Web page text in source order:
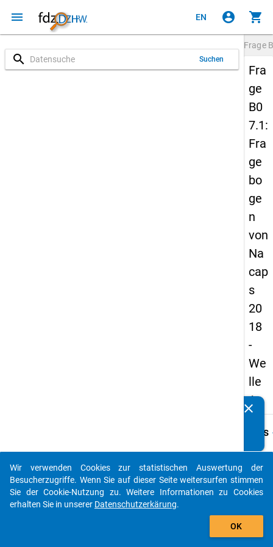
menu EN account_circle shopping_cart
search Suchen
Frage
Fra
ge
B0
7.1:
Fra
ge
bo
ge
n
von
Na
cap
s
20
18
-
We
lle
1
Details
B07.1
In
clear
auto_stories
add_shopping_cart
Wir verwenden Cookies zur statistischen Auswertung der
Besucherzugriffe. Wenn Sie auf dieser Seite weitersurfen stimmen
Sie der Cookie-Nutzung zu. Weitere Informationen zu Cookies
erhalten Sie in unserer Datenschutzerkärung.
OK